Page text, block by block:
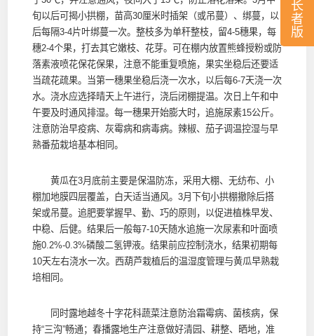
长
者
版
旬以后可揭小拱棚，苗高30厘米时插架（或吊蔓）、绑蔓，以
后每隔3-4片叶绑蔓一次。整枝多为单秆整枝，留4-5穗果，每
穗2-4个果，打去其它嫩枝、花芽。可在棚内放置熊蜂授粉或防
落素液喷花保花保果，注意不能重复喷施，果实坐稳后还要适
当疏花疏果。当第一穗果坐稳后浇一次水，以后每6-7天浇一次
水。浇水应选择晴天上午进行，浇后闭棚提温。次日上午和中
午要及时通风排湿。每一穗果开始膨大时，追施尿素15公斤。
注意防治早疫病、灰霉病和病毒病。辣椒、茄子调温控湿与早
熟番茄栽培基本相同。
黄瓜在3月底前主要是保温防冻，采用大棚、无纺布、小
棚加地膜四层覆盖，白天适当通风。3月下旬小拱棚撤除后搭
架或吊蔓。追肥要掌握早、勤、巧的原则，以促进植株早发、
中稳、后健。结果后一般每7-10天随水追施一次尿素和叶面喷
施0.2%-0.3%磷酸二氢钾液。结果前应控制浇水，结果初期每
10天左右浇水一次。西葫芦栽植后的温湿度管理与黄瓜早熟栽
培相同。
同时露地越冬十字花科蔬菜注意防治霜霉病、菌核病，保
持“三沟”畅通；春播露地生产注意做好清园、耕整、晒地，准